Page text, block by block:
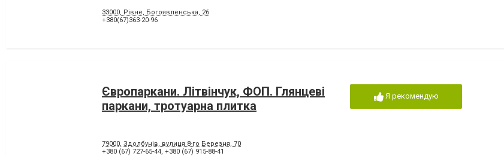
33000, Рівне, Богоявленська, 26
+380(67)363-20-96
Європаркани. Літвінчук, ФОП. Глянцеві
паркани, тротуарна плитка
79000, Здолбунів, вулиця 8-го Березня, 70
+380 (67) 727-65-44, +380 (67) 915-88-41
Я рекомендую